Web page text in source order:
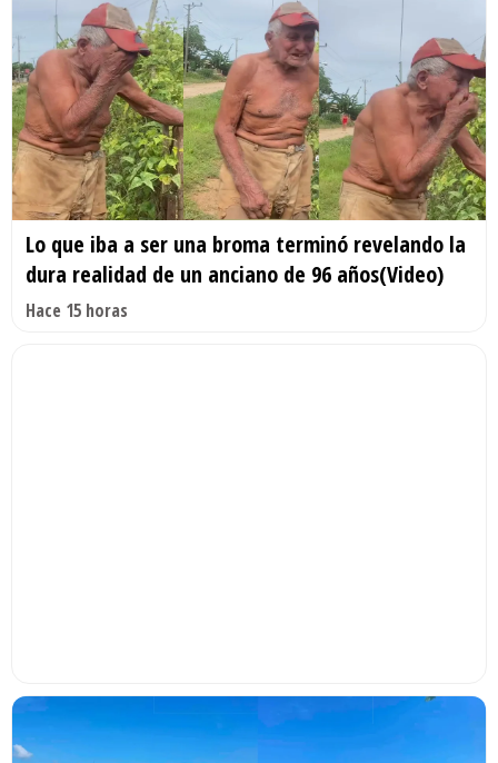
Lo que iba a ser una broma terminó revelando la
dura realidad de un anciano de 96 años(Video)
Hace 15 horas